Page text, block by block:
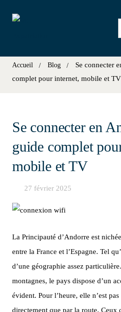
Accueil Blog
Se connecter
complet pour internet, mobile et TV
Se connecter en
guide complet
mobile et TV
27 février 2025
La Principauté d’Andorre est
entre la France et l’Espagne. Tel
d’une géographie assez
montagnes, le pays dispose d’un
évident. Pour l’heure, elle n’est
directement que par la route. Ceux